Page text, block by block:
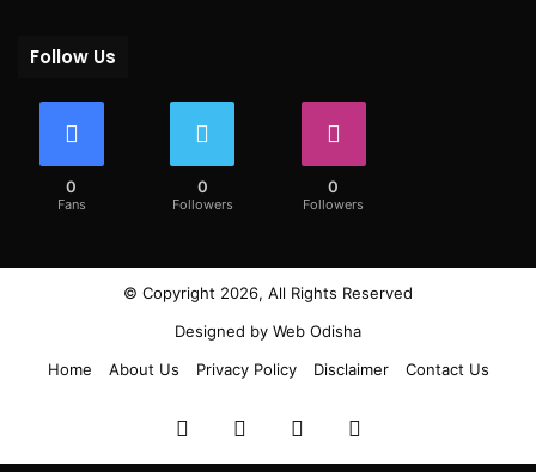
Follow Us
0
Fans
0
Followers
0
Followers
© Copyright 2026, All Rights Reserved
Designed by Web Odisha
Home
About Us Privacy Policy Disclaimer Contact Us
FacebookTwitterYouTubeInstagram